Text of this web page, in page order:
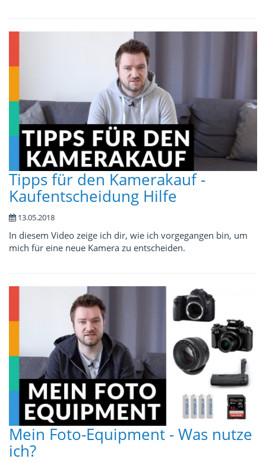
Tipps für den Kamerakauf -
Kaufentscheidung Hilfe
13.05.2018
In diesem Video zeige ich dir, wie ich vorgegangen bin, um
mich für eine neue Kamera zu entscheiden.
Mein Foto-Equipment - Was nutze
ich?